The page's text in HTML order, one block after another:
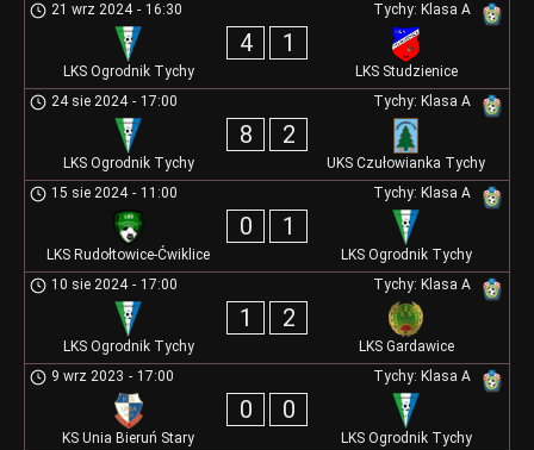
Tychy: Klasa A
21 wrz 2024 - 16:30
LKS Ogrodnik Tychy
4 1
LKS Studzienice
Tychy: Klasa A
24 sie 2024 - 17:00
LKS Ogrodnik Tychy
8 2
UKS Czułowianka Tychy
Tychy: Klasa A
15 sie 2024 - 11:00
LKS Rudołtowice-Ćwiklice
0 1
LKS Ogrodnik Tychy
Tychy: Klasa A
10 sie 2024 - 17:00
LKS Ogrodnik Tychy
1 2
LKS Gardawice
Tychy: Klasa A
9 wrz 2023 - 17:00
KS Unia Bieruń Stary
0 0
LKS Ogrodnik Tychy